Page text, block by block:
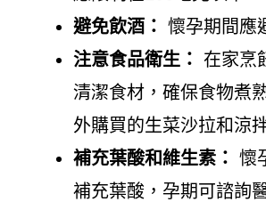
避免飲酒： 懷孕期間應
注意食品衛生：
在家烹
清潔食材，確保食物煮
外購買的生菜沙拉和涼
補充葉酸和維生素： 懷
補充葉酸，孕期可諮詢